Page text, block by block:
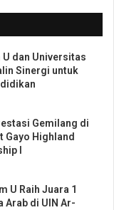
U dan Universitas
Sinergi untuk
Gemilang di
Gayo Highland
I
U Raih Juara 1
Arab di UIN Ar-